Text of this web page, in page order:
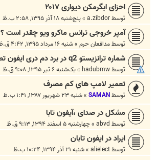
احزای ابگرمکن دیواری ۲۰۱۷
توسطa.zibdor
»پنج‌شنبه ۱۸ آذر ۱۳۹۵, ۲:۵۸ ب.ظ
آمپر خروجی ترانس ماکرو ویو چقدر است ؟
توسطمدافعان حرم »شنبه ۱۶ مرداد ۱۳۹۵, ۴:۴۲ ق.ظ
شماره ترانزیستو q2 در برد دم دری ایفون تصویری کوماکس
توسطhadubmw
»یک‌شنبه ۶ تیر ۱۳۹۵, ۹:۰۸ ق.ظ
تعمير لامپ هاي کم مصرف
توسطSAMAN
»شنبه ۲۳ شهریور ۱۳۸۷, ۱:۴۱ ب.ظ
مشکل در صدای ،آیفون تابا
توسط abvd
»چهارشنبه ۵ اسفند ۱۳۹۴, ۹:۱۳ ق.ظ
ایراد در ایفون تابان
توسطalielect
»شنبه ۲۱ آذر ۱۳۹۴, ۱۰:۲۴ ب.ظ